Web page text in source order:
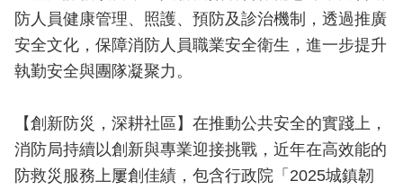
府
資
訊
公
公
文
公
防人員健康管理、照護、預防及診治機制，透過推廣
安全文化，保障消防人員職業安全衛生，進一步提升
執勤安全與團隊凝聚力。
【創新防災，深耕社區】在推動公共安全的實踐上，
消防局持續以創新與專業迎接挑戰，近年在高效能的
防救災服務上屢創佳績，包含行政院「2025城鎮韌